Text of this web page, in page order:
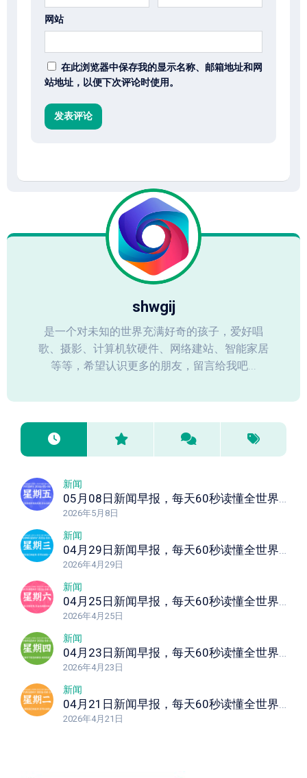
网站
在此浏览器中保存我的显示名称、邮箱地址和网
站地址，以便下次评论时使用。
shwgij
是一个对未知的世界充满好奇的孩子，爱好唱
歌、摄影、计算机软硬件、网络建站、智能家居
等等，希望认识更多的朋友，留言给我吧...
新闻
05月08日新闻早报，每天60秒读懂全世界！
2026年5月8日
新闻
04月29日新闻早报，每天60秒读懂全世界！
2026年4月29日
新闻
04月25日新闻早报，每天60秒读懂全世界！
2026年4月25日
新闻
04月23日新闻早报，每天60秒读懂全世界！
2026年4月23日
新闻
04月21日新闻早报，每天60秒读懂全世界！
2026年4月21日